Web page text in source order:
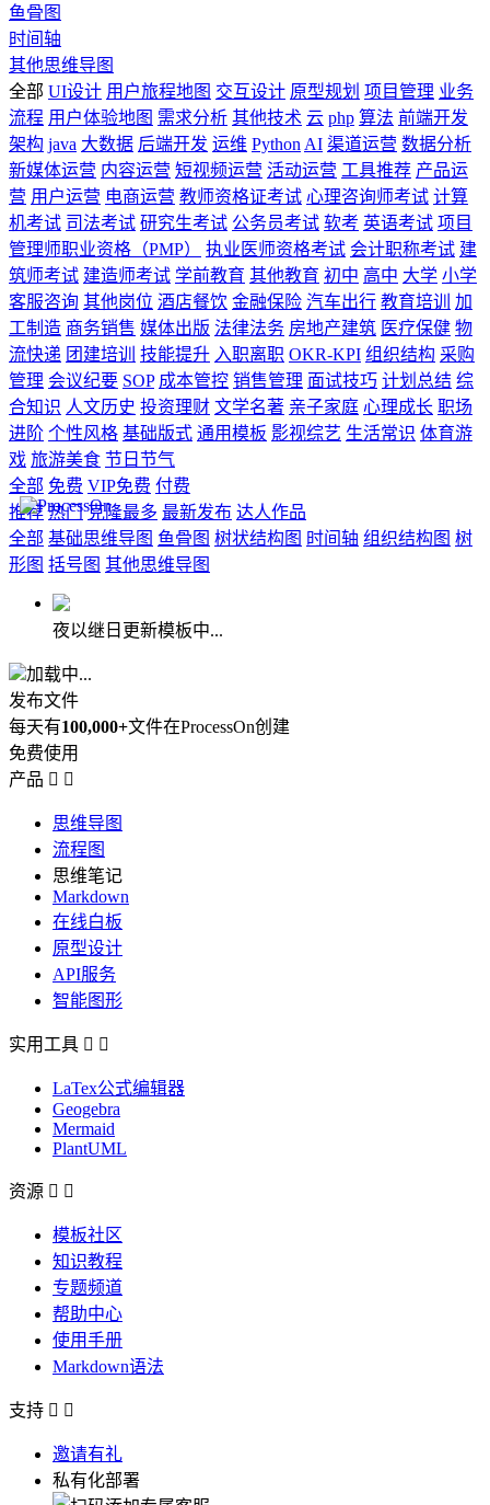
鱼骨图
时间轴
其他思维导图
全部 UI设计 用户旅程地图 交互设计 原型规划 项目管理 业务
流程 用户体验地图 需求分析 其他技术 云 php 算法 前端开发
架构 java 大数据 后端开发 运维 Python AI 渠道运营 数据分析
新媒体运营 内容运营 短视频运营 活动运营 工具推荐 产品运
营 用户运营 电商运营 教师资格证考试 心理咨询师考试 计算
机考试 司法考试 研究生考试 公务员考试 软考 英语考试 项目
管理师职业资格（PMP）
执业医师资格考试 会计职称考试 建
筑师考试 建造师考试 学前教育 其他教育 初中 高中 大学 小学
客服咨询 其他岗位 酒店餐饮 金融保险 汽车出行 教育培训
加
工制造 商务销售 媒体出版 法律法务 房地产建筑 医疗保健 物
流快递 团建培训 技能提升 入职离职 OKR-KPI 组织结构 采购
管理 会议纪要 SOP 成本管控 销售管理 面试技巧 计划总结 综
合知识 人文历史 投资理财 文学名著 亲子家庭 心理成长 职场
进阶 个性风格 基础版式 通用模板 影视综艺 生活常识 体育游
戏 旅游美食 节日节气
全部 免费 VIP免费 付费
推荐 热门 克隆最多 最新发布 达人作品
全部 基础思维导图 鱼骨图 树状结构图 时间轴 组织结构图 树
形图 括号图 其他思维导图
夜以继日更新模板中...
加载中...
发布文件
每天有100,000+文件在ProcessOn创建
免费使用
产品  
思维导图
流程图
思维笔记
Markdown
在线白板
原型设计
API服务
智能图形
实用工具  
LaTex公式编辑器
Geogebra
Mermaid
PlantUML
资源  
模板社区
知识教程
专题频道
帮助中心
使用手册
Markdown语法
支持  
邀请有礼
私有化部署